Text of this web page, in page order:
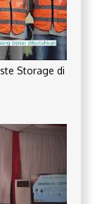
Storage di